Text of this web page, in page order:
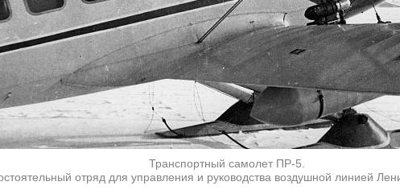
Транспортный самолет ПР-5.
отряд для управления и руководства воздушной линией